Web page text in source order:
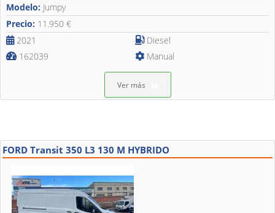
Modelo: Jumpy
Precio: 11.950 €
2021
162039
Diesel
Manual
Ver más
FORD Transit 350 L3 130 M HYBRIDO